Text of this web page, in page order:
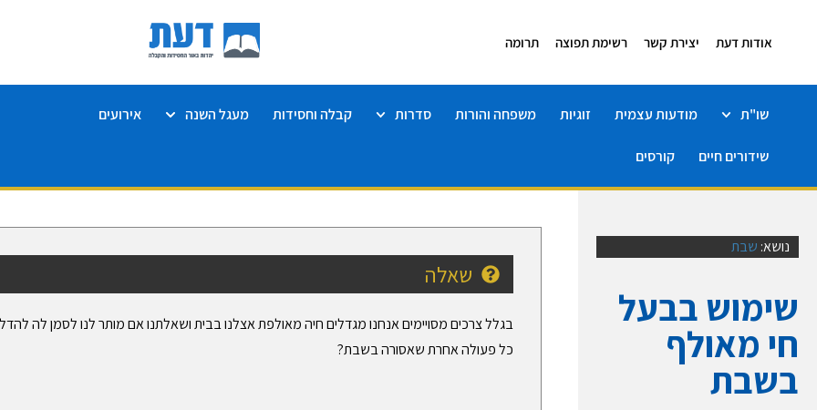
אודות דעת יצירת קשר רשימת תפוצה תרומה
שו"ת מודעות עצמית זוגיות משפחה והורות סדרות קבלה וחסידות מעגל השנה אירועים
שידורים חיים קורסים
נושא: שבת
שימוש בבעל
חי מאולף
בשבת
שאלה
בגלל צרכים מסויימים אנחנו מגדלים חיה מאולפת אצלנו בבית ושאלתנו אם מותר לנו לסמן לה
כל פעולה אחרת שאסורה בשבת?